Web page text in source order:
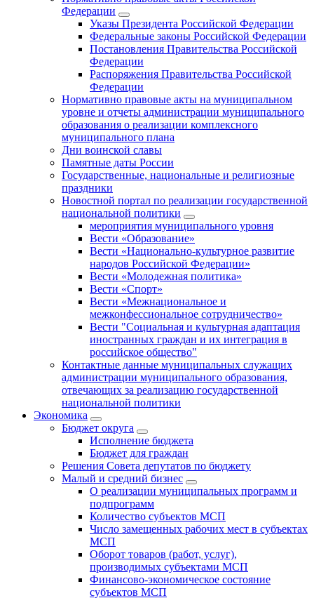
Федерации
Указы Президента Российской Федерации
Федеральные законы Российской Федерации
Постановления Правительства Российской
Федерации
Распоряжения Правительства Российской
Федерации
Нормативно правовые акты на муниципальном
уровне и отчеты администрации муниципального
образования о реализации комплексного
муниципального плана
Дни воинской славы
Памятные даты России
Государственные, национальные и религиозные
праздники
Новостной портал по реализации государственной
национальной политики
мероприятия муниципального уровня
Вести «Образование»
Вести «Национально-культурное развитие
народов Российской Федерации»
Вести «Молодежная политика»
Вести «Спорт»
Вести «Межнациональное и
межконфессиональное сотрудничество»
Вести "Социальная и культурная адаптация
иностранных граждан и их интеграция в
российское общество"
Контактные данные муниципальных служащих
администрации муниципального образования,
отвечающих за реализацию государственной
национальной политики
Экономика
Бюджет округa
Исполнение бюджета
Бюджет для граждан
Решения Совета депутатов по бюджету
Малый и средний бизнес
О реализации муниципальных программ и
подпрограмм
Количество субъектов МСП
Число замещенных рабочих мест в субъектах
МСП
Оборот товаров (работ, услуг),
производимых субъектами МСП
Финансово-экономическое состояние
субъектов МСП